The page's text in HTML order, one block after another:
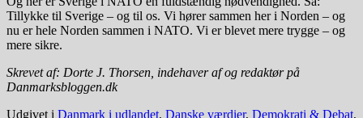
Tillykke til Sverige – og til os. Vi hører sammen her i Norden – og
nu er hele Norden sammen i NATO. Vi er blevet mere trygge – og
mere sikre.
Skrevet af: Dorte J. Thorsen, indehaver af og redaktør på
Danmarksbloggen.dk
Udgivet i Danmark i udlandet, Danske værdier, Demokrati & Debat,